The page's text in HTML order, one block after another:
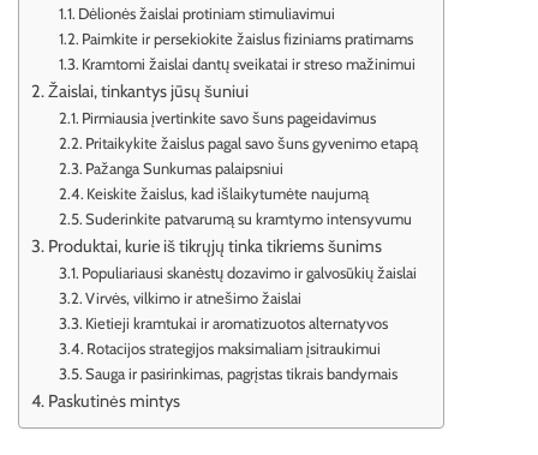
Dėlionės žaislai protiniam stimuliavimui
Paimkite ir persekiokite žaislus fiziniams pratimams
Kramtomi žaislai dantų sveikatai ir streso mažinimui
Žaislai, tinkantys jūsų šuniui
Pirmiausia įvertinkite savo šuns pageidavimus
Pritaikykite žaislus pagal savo šuns gyvenimo etapą
Pažanga Sunkumas palaipsniui
Keiskite žaislus, kad išlaikytumėte naujumą
Suderinkite patvarumą su kramtymo intensyvumu
Produktai, kurie iš tikrųjų tinka tikriems šunims
Populiariausi skanėstų dozavimo ir galvosūkių žaislai
Virvės, vilkimo ir atnešimo žaislai
Kietieji kramtukai ir aromatizuotos alternatyvos
Rotacijos strategijos maksimaliam įsitraukimui
Sauga ir pasirinkimas, pagrįstas tikrais bandymais
Paskutinės mintys